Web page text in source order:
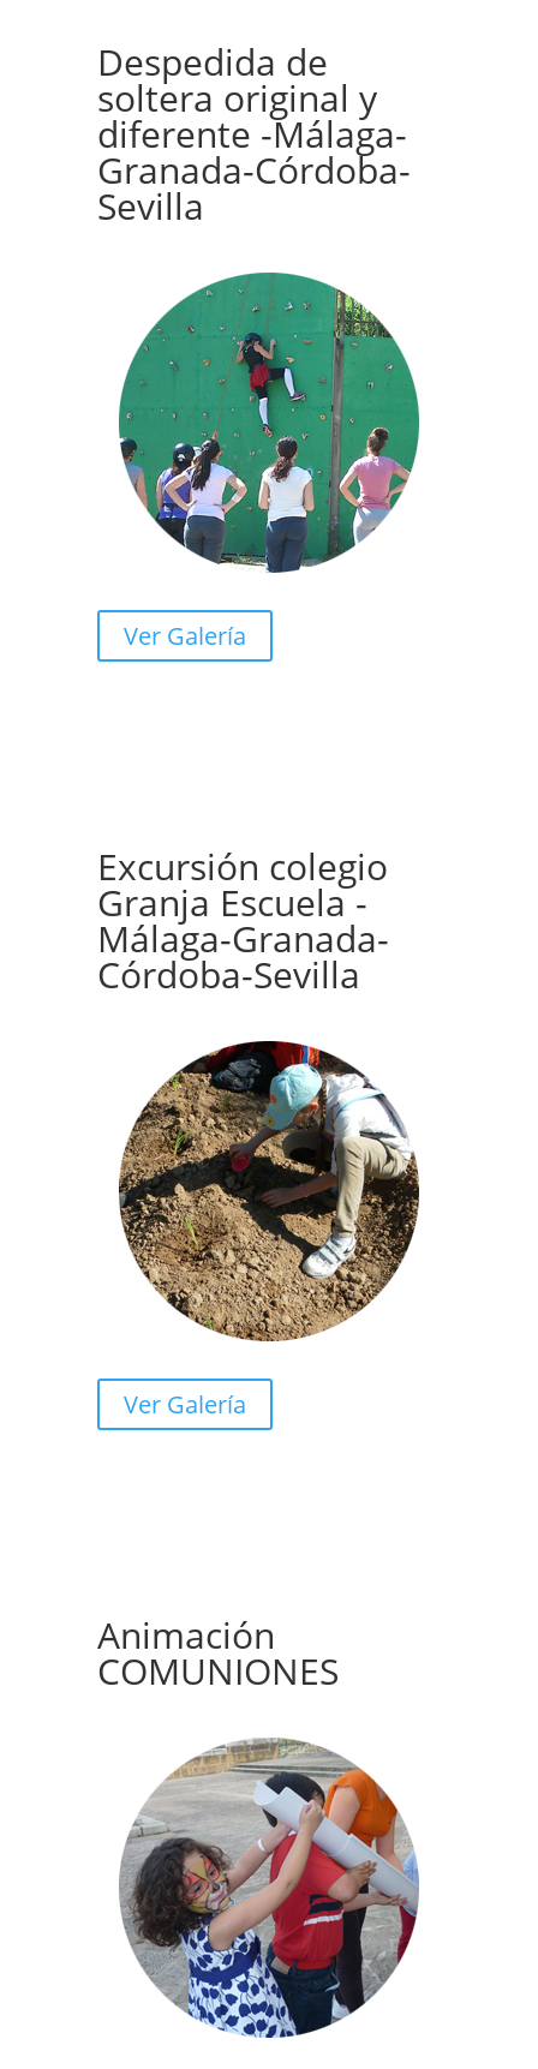
Despedida de
soltera original y
diferente -Málaga-
Granada-Córdoba-
Sevilla
Ver Galería
Excursión colegio
Granja Escuela -
Málaga-Granada-
Córdoba-Sevilla
Ver Galería
Animación
COMUNIONES